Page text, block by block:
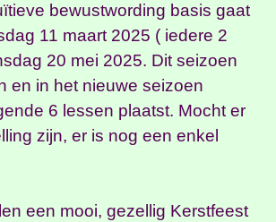
bewustwording basis gaat
11 maart 2025 ( iedere 2
20 mei 2025. Dit seizoen
en in het nieuwe seizoen
6 lessen plaatst. Mocht er
zijn, er is nog een enkel
een mooi, gezellig Kerstfeest